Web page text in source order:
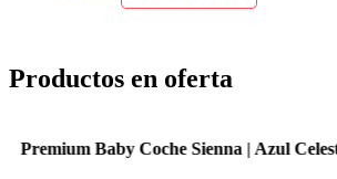
Productos en oferta
Premium Baby Coche Sienna | Azul Celeste